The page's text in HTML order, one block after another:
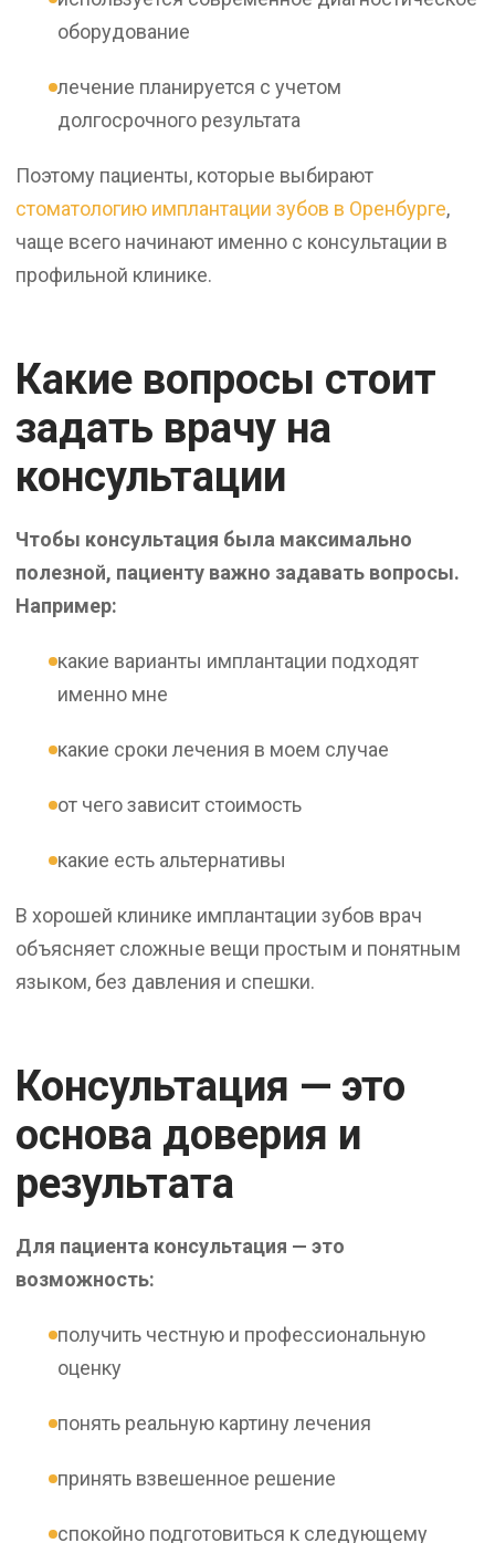
оборудование
лечение планируется с учетом
долгосрочного результата
Поэтому пациенты, которые выбирают
стоматологию имплантации зубов в Оренбурге,
чаще всего начинают именно с консультации в
профильной клинике.
Какие вопросы стоит
задать врачу на
консультации
Чтобы консультация была максимально
полезной, пациенту важно задавать вопросы.
Например:
какие варианты имплантации подходят
именно мне
какие сроки лечения в моем случае
от чего зависит стоимость
какие есть альтернативы
В хорошей клинике имплантации зубов врач
объясняет сложные вещи простым и понятным
языком, без давления и спешки.
Консультация — это
основа доверия и
результата
Для пациента консультация — это
возможность:
получить честную и профессиональную
оценку
понять реальную картину лечения
принять взвешенное решение
спокойно подготовиться к следующему